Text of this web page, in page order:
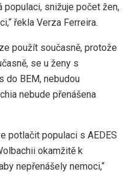
populaci, snižuje počet žen,
řekla Verza Ferreira.
použít současně, protože
se u ženy s
do BEM, nebudou
nebude přenášena
potlačit populaci s AEDES
okamžitě k
nepřenášely nemoci,“